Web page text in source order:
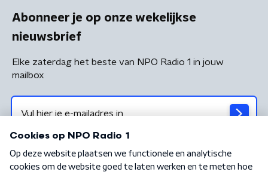
Abonneer je op onze wekelijkse
nieuwsbrief
Elke zaterdag het beste van NPO Radio 1 in jouw
mailbox